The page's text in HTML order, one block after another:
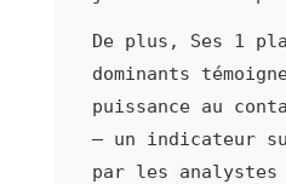
De plus, Ses 1
dominants
puissance au
— un indicateur
par les analystes